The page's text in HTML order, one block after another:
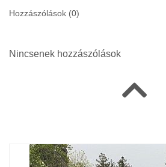
Hozzászólások (0)
Nincsenek hozzászólások